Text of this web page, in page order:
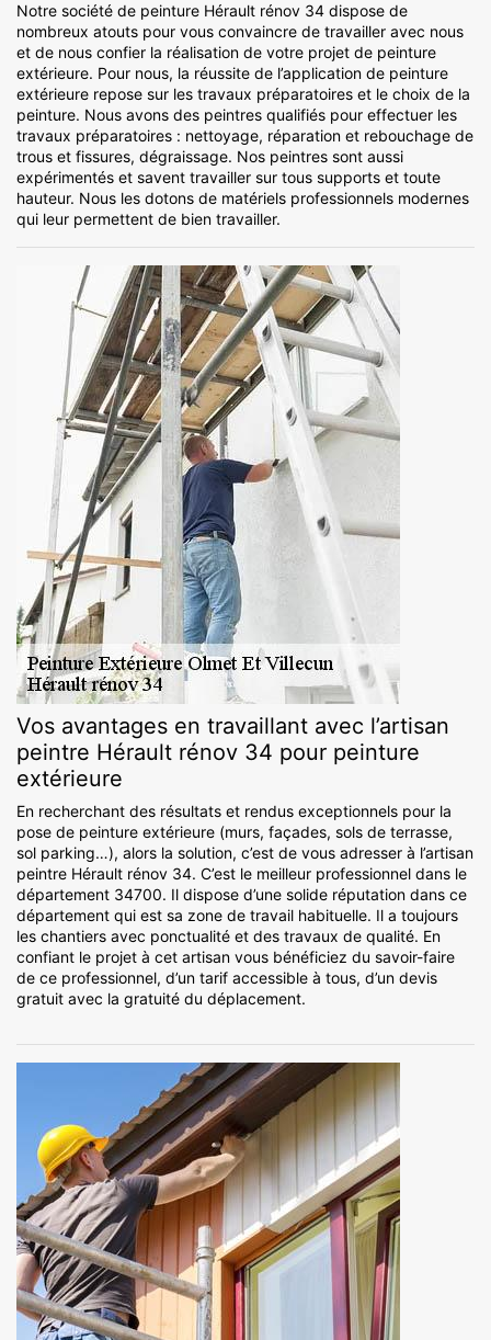
Notre société de peinture Hérault rénov 34 dispose de
nombreux atouts pour vous convaincre de travailler avec nous
et de nous confier la réalisation de votre projet de peinture
extérieure. Pour nous, la réussite de l’application de peinture
extérieure repose sur les travaux préparatoires et le choix de la
peinture. Nous avons des peintres qualifiés pour effectuer les
travaux préparatoires : nettoyage, réparation et rebouchage de
trous et fissures, dégraissage. Nos peintres sont aussi
expérimentés et savent travailler sur tous supports et toute
hauteur. Nous les dotons de matériels professionnels modernes
qui leur permettent de bien travailler.
Vos avantages en travaillant avec l’artisan
peintre Hérault rénov 34 pour peinture
extérieure
En recherchant des résultats et rendus exceptionnels pour la
pose de peinture extérieure (murs, façades, sols de terrasse,
sol parking…), alors la solution, c’est de vous adresser à l’artisan
peintre Hérault rénov 34. C’est le meilleur professionnel dans le
département 34700. Il dispose d’une solide réputation dans ce
département qui est sa zone de travail habituelle. Il a toujours
les chantiers avec ponctualité et des travaux de qualité. En
confiant le projet à cet artisan vous bénéficiez du savoir-faire
de ce professionnel, d’un tarif accessible à tous, d’un devis
gratuit avec la gratuité du déplacement.